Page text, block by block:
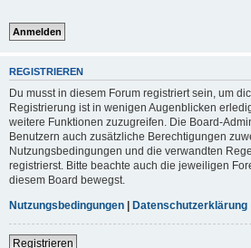
REGISTRIEREN
Du musst in diesem Forum registriert sein, um
Registrierung ist in wenigen Augenblicken
weitere Funktionen zuzugreifen. Die Board-
Benutzern auch zusätzliche Berechtigungen
Nutzungsbedingungen und die verwandten
registrierst. Bitte beachte auch die jeweiligen
diesem Board bewegst.
Nutzungsbedingungen | Datenschutzerklärung
Registrieren